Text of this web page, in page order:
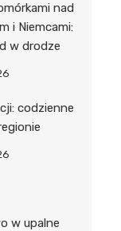
nad
i Niemcami:
w drodze
codzienne
w upalne